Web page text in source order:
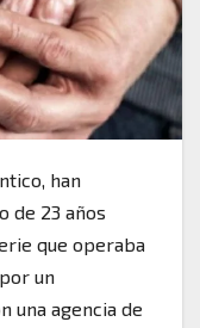
han
de 23 años
que operaba
un
una agencia de